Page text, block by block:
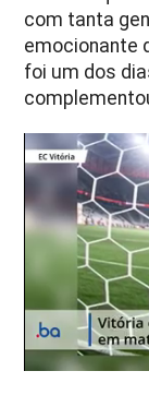
com tanta
emocionante
foi um dos